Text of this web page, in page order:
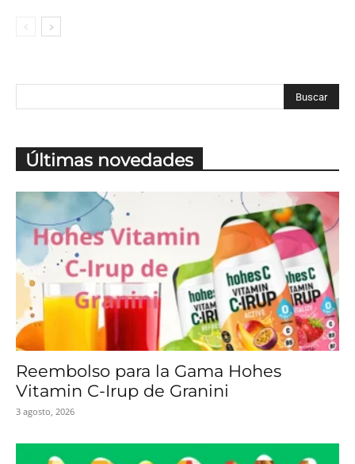
Últimas novedades
Reembolso para la Gama Hohes
Vitamin C-Irup de Granini
3 agosto, 2026